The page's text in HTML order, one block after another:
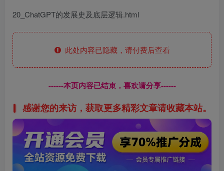
20_ChatGPT的发展史及底层逻辑.html
此处内容已隐藏，请付费后查看
------本页内容已结束，喜欢请分享------
感谢您的来访，获取更多精彩文章请收藏本站。